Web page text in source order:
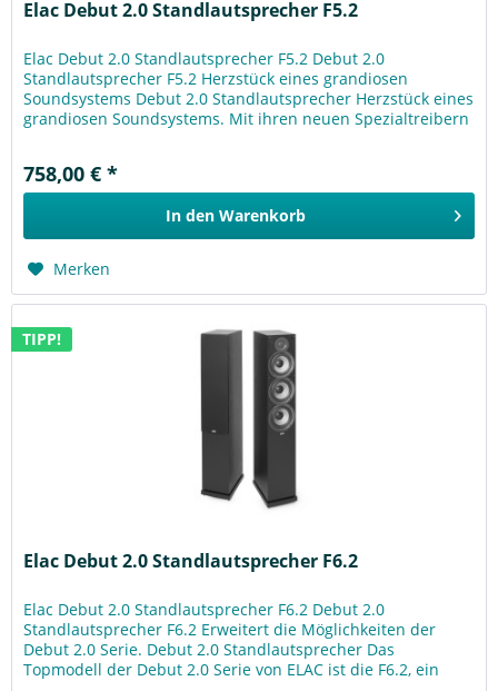
Elac Debut 2.0 Standlautsprecher F5.2
Elac Debut 2.0 Standlautsprecher F5.2 Debut 2.0
Standlautsprecher F5.2 Herzstück eines grandiosen
Soundsystems Debut 2.0 Standlautsprecher Herzstück eines
grandiosen Soundsystems. Mit ihren neuen Spezialtreibern
758,00 € *
In den Warenkorb
Merken
TIPP!
Elac Debut 2.0 Standlautsprecher F6.2
Elac Debut 2.0 Standlautsprecher F6.2 Debut 2.0
Standlautsprecher F6.2 Erweitert die Möglichkeiten der
Debut 2.0 Serie. Debut 2.0 Standlautsprecher Das
Topmodell der Debut 2.0 Serie von ELAC ist die F6.2, ein